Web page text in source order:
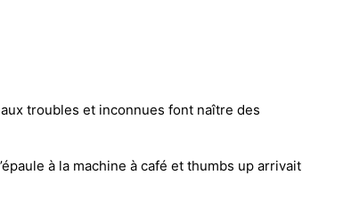
troubles et inconnues font naître des
à la machine à café et thumbs up arrivait